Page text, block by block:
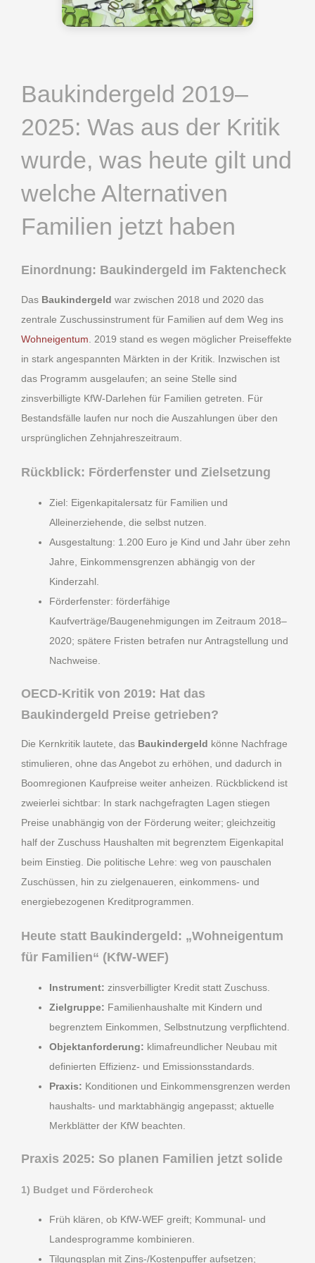
Baukindergeld 2019–
2025: Was aus der Kritik
wurde, was heute gilt und
welche Alternativen
Familien jetzt haben
Einordnung: Baukindergeld im Faktencheck
Das Baukindergeld war zwischen 2018 und 2020 das
zentrale Zuschussinstrument für Familien auf dem Weg ins
Wohneigentum . 2019 stand es wegen möglicher Preiseffekte
in stark angespannten Märkten in der Kritik. Inzwischen ist
das Programm ausgelaufen; an seine Stelle sind
zinsverbilligte KfW-Darlehen für Familien getreten. Für
Bestandsfälle laufen nur noch die Auszahlungen über den
ursprünglichen Zehnjahreszeitraum.
Rückblick: Förderfenster und Zielsetzung
Ziel: Eigenkapitalersatz für Familien und
Alleinerziehende, die selbst nutzen.
Ausgestaltung: 1.200 Euro je Kind und Jahr über zehn
Jahre, Einkommensgrenzen abhängig von der
Kinderzahl.
Förderfenster: förderfähige
Kaufverträge/Baugenehmigungen im Zeitraum 2018–
2020; spätere Fristen betrafen nur Antragstellung und
Nachweise.
OECD-Kritik von 2019: Hat das
Baukindergeld Preise getrieben?
Die Kernkritik lautete, das Baukindergeld könne Nachfrage
stimulieren, ohne das Angebot zu erhöhen, und dadurch in
Boomregionen Kaufpreise weiter anheizen. Rückblickend ist
zweierlei sichtbar: In stark nachgefragten Lagen stiegen
Preise unabhängig von der Förderung weiter; gleichzeitig
half der Zuschuss Haushalten mit begrenztem Eigenkapital
beim Einstieg. Die politische Lehre: weg von pauschalen
Zuschüssen, hin zu zielgenaueren, einkommens- und
energiebezogenen Kreditprogrammen.
Heute statt Baukindergeld: „Wohneigentum
für Familien“ (KfW-WEF)
Instrument: zinsverbilligter Kredit statt Zuschuss.
Zielgruppe: Familienhaushalte mit Kindern und
begrenztem Einkommen, Selbstnutzung verpflichtend.
Objektanforderung: klimafreundlicher Neubau mit
definierten Effizienz- und Emissionsstandards.
Praxis: Konditionen und Einkommensgrenzen werden
haushalts- und marktabhängig angepasst; aktuelle
Merkblätter der KfW beachten.
Praxis 2025: So planen Familien jetzt solide
1) Budget und Fördercheck
Früh klären, ob KfW-WEF greift; Kommunal- und
Landesprogramme kombinieren.
Tilgungsplan mit Zins-/Kostenpuffer aufsetzen;